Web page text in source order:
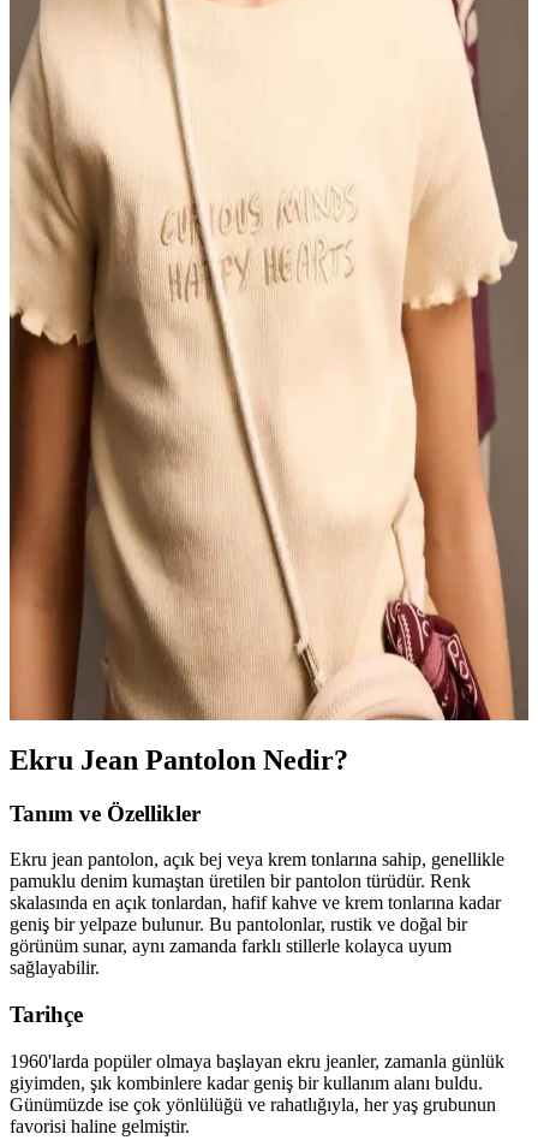
gardıroba uyum sağlar, çeşitli kombinasyonlara uygun, dayanıklı ve
konforlu bir tercih.
U.S. Polo Assn. Kız Çocuk Ekru Polo Yaka Basic
Tişört: Şıklık ve Konforun Buluşması
U.S. Polo Assn. kız çocuk ekru polo yaka tişörtü, şık ve konforlu
tasarımıyla günlük kullanım için ideal, nefes alabilir pamuk elastan
yapısı ve minimal görünümüyle her ortamda tercih edilir.
Dem Merys Ekru Balenli Sütyen Takımı: Şık ve
Rahat Günlük İç Giyim Seçeneği
Dem Merys Ekru Balenli Sütyen Takımı, şıklık ve konforu bir arada
sunan modern tasarımıyla günlük ve özel kullanıma uygun, kaliteli
malzemelerle uzun ömürlü iç giyim ürünüdür.
Dagi 5685 Daphne Büstiyer Takım Ekru: Şıklık ve
Konforun Buluştuğu Günlük İç Giyim Ürünü
Dagi 5685 Daphne Büstiyer Takım, ekru rengi, sade tasarımı ve
esnek kumaşıyla günlük kullanım ve şık kombinler için ideal, rahat
ve dayanıklı iç giyim seçeneği sunar.
Defacto Kız Çocuk Slim Fit Dar Kesim Bisiklet Yaka
Baskılı Kaşkorse Tişörtü İncelemesi
Yumuşak ve esnek kaşkorse kumaşıyla dikkat çeken, modern
tasarımı ve çeşitli beden seçenekleriyle günlük kullanım için ideal
olan bu tişört, ebeveynler ve gençler tarafından tercih ediliyor.
Ekru Jean Pantolon Nedir?
Tanım ve Özellikler
Ekru jean pantolon, açık bej veya krem tonlarına sahip, genellikle
pamuklu denim kumaştan üretilen bir pantolon türüdür. Renk
skalasında en açık tonlardan, hafif kahve ve krem tonlarına kadar
geniş bir yelpaze bulunur. Bu pantolonlar, rustik ve doğal bir
görünüm sunar, aynı zamanda farklı stillerle kolayca uyum
sağlayabilir.
Tarihçe
1960'larda popüler olmaya başlayan ekru jeanler, zamanla günlük
giyimden, şık kombinlere kadar geniş bir kullanım alanı buldu.
Günümüzde ise çok yönlülüğü ve rahatlığıyla, her yaş grubunun
favorisi haline gelmiştir.